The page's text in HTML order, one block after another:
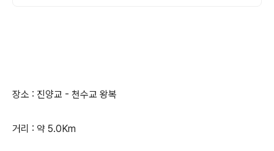
장소 : 진양교 - 천수교 왕복
거리 : 약 5.0Km